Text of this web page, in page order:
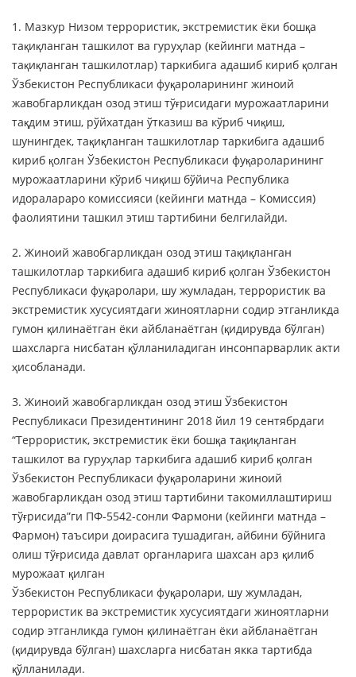
1. Мазкур Низом террористик, экстремистик ёки бошқа
тақиқланган ташкилот ва гуруҳлар (кейинги матнда –
тақиқланган ташкилотлар) таркибига адашиб кириб қолган
Ўзбекистон Республикаси фуқароларининг жиноий
жавобгарликдан озод этиш тўғрисидаги мурожаатларини
тақдим этиш, рўйхатдан ўтказиш ва кўриб чиқиш,
шунингдек, тақиқланган ташкилотлар таркибига адашиб
кириб қолган Ўзбекистон Республикаси фуқароларининг
мурожаатларини кўриб чиқиш бўйича Республика
идоралараро комиссияси (кейинги матнда – Комиссия)
фаолиятини ташкил этиш тартибини белгилайди.
2. Жиноий жавобгарликдан озод этиш тақиқланган
ташкилотлар таркибига адашиб кириб қолган Ўзбекистон
Республикаси фуқаролари, шу жумладан, террористик ва
экстремистик хусусиятдаги жиноятларни содир этганликда
гумон қилинаётган ёки айбланаётган (қидирувда бўлган)
шахсларга нисбатан қўлланиладиган инсонпарварлик акти
ҳисобланади.
3. Жиноий жавобгарликдан озод этиш Ўзбекистон
Республикаси Президентининг 2018 йил 19 сентябрдаги
“Террористик, экстремистик ёки бошқа тақиқланган
ташкилот ва гуруҳлар таркибига адашиб кириб қолган
Ўзбекистон Республикаси фуқароларини жиноий
жавобгарликдан озод этиш тартибини такомиллаштириш
тўғрисида”ги ПФ-5542-сонли Фармони (кейинги матнда –
Фармон) таъсири доирасига тушадиган, айбини бўйнига
олиш тўғрисида давлат органларига шахсан арз қилиб
мурожаат қилган
Ўзбекистон Республикаси фуқаролари, шу жумладан,
террористик ва экстремистик хусусиятдаги жиноятларни
содир этганликда гумон қилинаётган ёки айбланаётган
(қидирувда бўлган) шахсларга нисбатан якка тартибда
қўлланилади.